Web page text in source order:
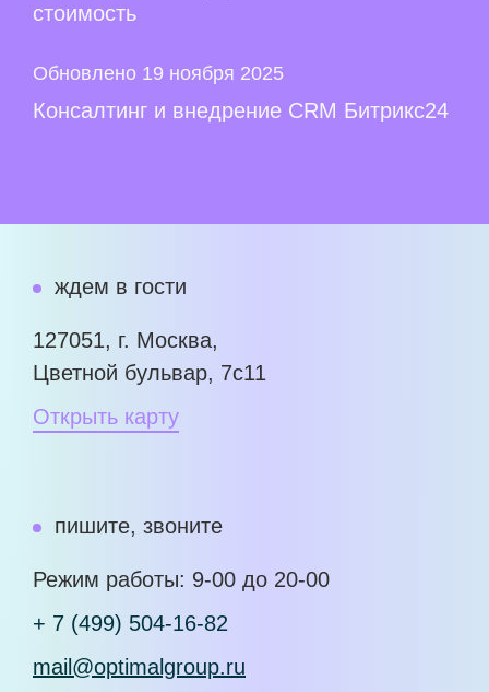
стоимость
Обновлено 19 ноября 2025
Консалтинг и внедрение CRM Битрикс24
ждем в гости
127051, г. Москва,
Цветной бульвар, 7с11
Открыть карту
пишите, звоните
Режим работы: 9-00 до 20-00
+ 7 (499) 504-16-82
mail@optimalgroup.ru